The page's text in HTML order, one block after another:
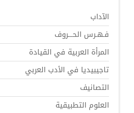
الآداب
فـهـرس الحـــروف
المرأة العربية في القيادة
تاجيبيديا في الأدب العربي
التصانيف
العلوم التطبيقية